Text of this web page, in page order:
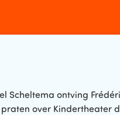
Scheltema ontving
over Kindertheater